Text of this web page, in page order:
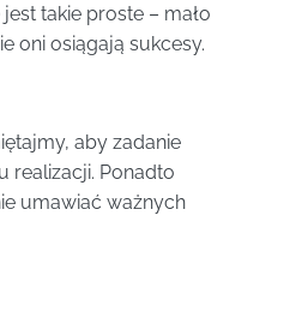
takie proste – mało
oni osiągają sukcesy.
aby zadanie
realizacji. Ponadto
umawiać ważnych